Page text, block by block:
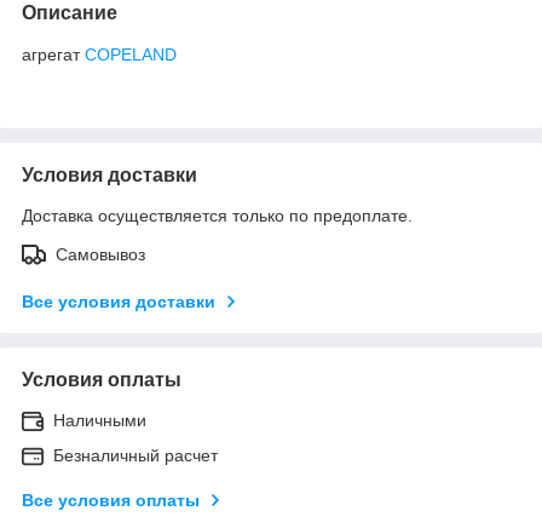
Описание
агрегатCOPELAND
Условия доставки
Доставка осуществляется только по предоплате.
Самовывоз
Все условия доставки
Условия оплаты
Наличными
Безналичный расчет
Все условия оплаты